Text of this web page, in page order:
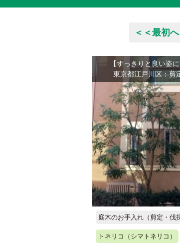
＜＜最初へ
【すっきりと良い姿
東京都江戸川区：剪
庭木のお手入れ（剪定・伐
トネリコ（シマトネリコ）